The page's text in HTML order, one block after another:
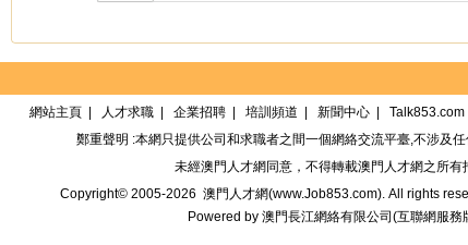
網站主頁 人才求職 企業招聘 培訓頻道 新聞中心 Talk853.com
鄭重聲明 :本網只提供公司和求職者之間一個網絡交流平臺,不涉及
未經澳門人才網 同意，不得轉載澳門人才網之所有
Copyright© 2005-2026 澳門人才網(www.Job853.com). All rights
Powered by 澳門長江網絡有限公司 (互聯網服務